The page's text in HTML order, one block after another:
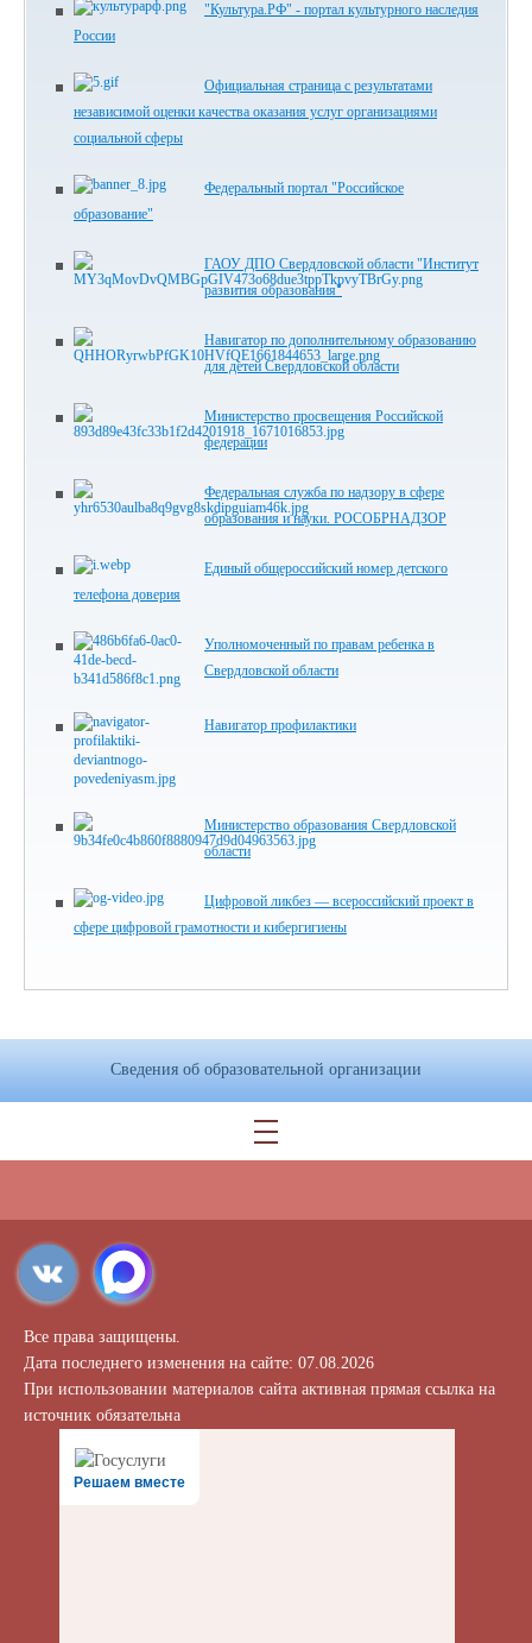
"Культура.РФ" - портал культурного наследия
России
Официальная страница с результатами
независимой оценки качества оказания услуг организациями
социальной сферы
Федеральный портал "Российское
образование"
ГАОУ ДПО Свердловской области "Институт
развития образования"
Навигатор по дополнительному образованию
для детей Свердловской области
Министерство просвещения Российской
федерации
Федеральная служба по надзору в сфере
образования и науки. РОСОБРНАДЗОР
Единый общероссийский номер детского
телефона доверия
Уполномоченный по правам ребенка в
Свердловской области
Навигатор профилактики
Министерство образования Свердловской
области
Цифровой ликбез — всероссийский проект в
сфере цифровой грамотности и кибергигиены
Сведения об образовательной организации
Все права защищены.
Дата последнего изменения на сайте: 07.08.2026
При использовании материалов сайта активная прямая ссылка на
источник обязательна
Решаем вместе